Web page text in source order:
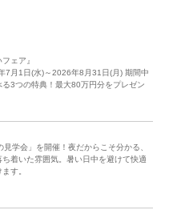
ェア』
7月1日(水)～2026年8月31日(月) 期間中
3つの特典！最大80万円分をプレゼン
見学会」を開催！夜だからこそ分かる、
着いた雰囲気。暑い日中を避けて快適
す。